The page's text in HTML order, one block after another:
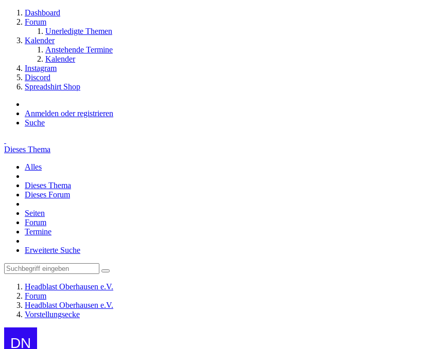
Dashboard
Forum
Unerledigte Themen
Kalender
Anstehende Termine
Kalender
Instagram
Discord
Spreadshirt Shop
Anmelden oder registrieren
Suche
Dieses Thema
Alles
Dieses Thema
Dieses Forum
Seiten
Forum
Termine
Erweiterte Suche
Headblast Oberhausen e.V.
Forum
Headblast Oberhausen e.V.
Vorstellungsecke